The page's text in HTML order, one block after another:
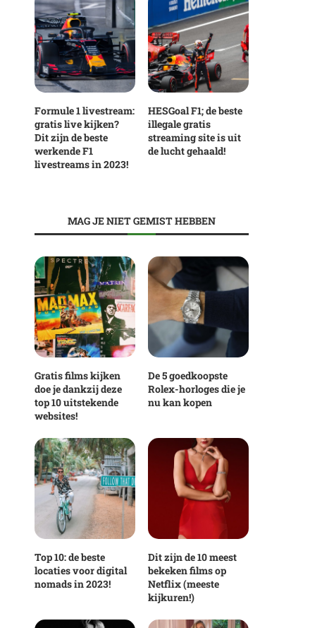
Formule 1 livestream:
gratis live kijken?
Dit zijn de beste
werkende F1
livestreams in 2023!
HESGoal F1; de beste
illegale gratis
streaming site is uit
de lucht gehaald!
MAG JE NIET GEMIST HEBBEN
Gratis films kijken
doe je dankzij deze
top 10 uitstekende
websites!
De 5 goedkoopste
Rolex-horloges die je
nu kan kopen
Top 10: de beste
locaties voor digital
nomads in 2023!
Dit zijn de 10 meest
bekeken films op
Netflix (meeste
kijkuren!)